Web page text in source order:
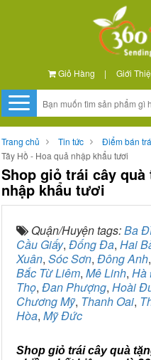
Giỏ Hàng | Giới
Trang chủ Tin tức Điểm bán
Tây Hồ - Hoa quả nhập khẩu tươi
Shop giỏ trái cây quà
nhập khẩu tươi
Quận/Huyện tags:Ba
Cầu Giấy, Đống Đa, Hai
Xuân, Sóc Sơn, Đông Anh,
Bắc Từ Liêm, Mê Linh, Hà
Thọ, Đan Phượng, Hoài
Chương Mỹ, Thanh Oai,
Hòa, Mỹ Đức
Shop giỏ trái cây quà